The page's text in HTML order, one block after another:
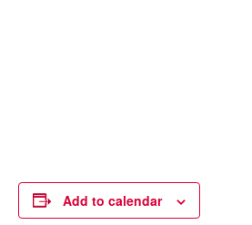
Add to calendar